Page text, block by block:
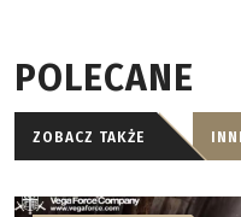
POLECANE
ZOBACZ TAKŻE